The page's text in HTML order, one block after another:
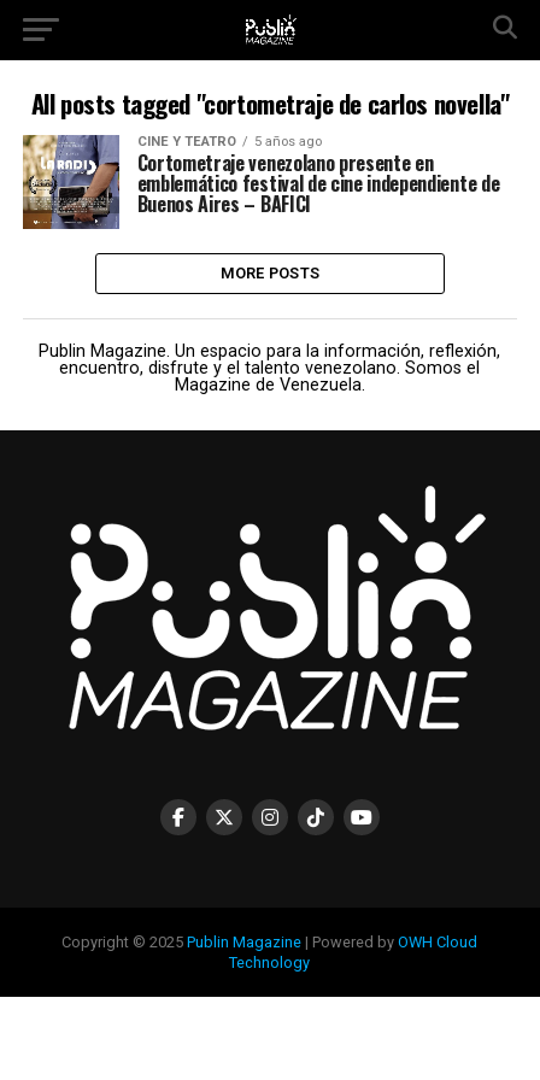
All posts tagged "cortometraje de carlos novella"
CINE Y TEATRO 5 años ago
Cortometraje venezolano presente en
emblemático festival de cine independiente de
Buenos Aires – BAFICI
MORE POSTS
Publin Magazine. Un espacio para la información, reflexión,
encuentro, disfrute y el talento venezolano. Somos el
Magazine de Venezuela.
Copyright © 2025Publin Magazine | Powered byOWH Cloud
Technology